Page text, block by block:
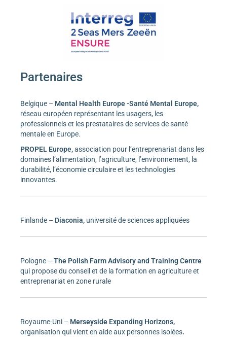
Partenaires
Belgique – Mental Health Europe -Santé Mental Europe,
réseau européen représentant les usagers, les
professionnels et les prestataires de services de santé
mentale en Europe.
PROPEL Europe,association pour l’entreprenariat dans les
domaines l’alimentation, l’agriculture, l’environnement, la
durabilité, l’économie circulaire et les technologies
innovantes.
Finlande – Diaconia, université de sciences appliquées
Pologne – The Polish Farm Advisory and Training Centre
qui propose du conseil et de la formation en agriculture et
entreprenariat en zone rurale
Royaume-Uni – Merseyside Expanding Horizons,
organisation qui vient en aide aux personnes isolées.